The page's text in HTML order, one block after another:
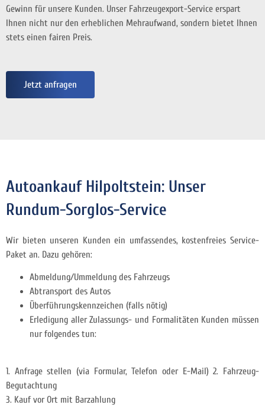
Gewinn für unsere Kunden. Unser Fahrzeugexport-Service erspart
Ihnen nicht nur den erheblichen Mehraufwand, sondern bietet Ihnen
stets einen fairen Preis.
Jetzt anfragen
Autoankauf Hilpoltstein: Unser
Rundum-Sorglos-Service
Wir bieten unseren Kunden ein umfassendes, kostenfreies Service-
Paket an. Dazu gehören:
Abmeldung/Ummeldung des Fahrzeugs
Abtransport des Autos
Überführungskennzeichen (falls nötig)
Erledigung aller Zulassungs- und Formalitäten Kunden müssen
nur folgendes tun:
1. Anfrage stellen (via Formular, Telefon oder E-Mail) 2. Fahrzeug-
Begutachtung
3. Kauf vor Ort mit Barzahlung